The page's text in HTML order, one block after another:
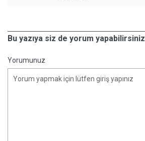
Bu yazıya siz de yorum yapabilirsiniz
Yorumunuz